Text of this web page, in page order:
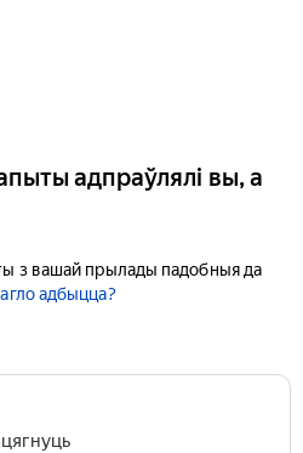
адпраўлялі вы, а
з вашай прылады падобныя да
адбыцца?